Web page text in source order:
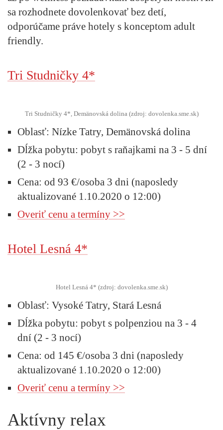
sa rozhodnete dovolenkovať bez detí,
odporúčame práve hotely s konceptom adult
friendly.
Tri Studničky 4*
Tri Studničky 4*, Demänovská dolina (zdroj: dovolenka.sme.sk)
Oblasť: Nízke Tatry, Demänovská dolina
Dĺžka pobytu: pobyt s raňajkami na 3 - 5 dní
(2 - 3 nocí)
Cena: od 93 €/osoba 3 dni (naposledy
aktualizované 1.10.2020 o 12:00)
Overiť cenu a termíny >>
Hotel Lesná 4*
Hotel Lesná 4* (zdroj: dovolenka.sme.sk)
Oblasť: Vysoké Tatry, Stará Lesná
Dĺžka pobytu: pobyt s polpenziou na 3 - 4
dní (2 - 3 nocí)
Cena: od 145 €/osoba 3 dni (naposledy
aktualizované 1.10.2020 o 12:00)
Overiť cenu a termíny >>
Aktívny relax